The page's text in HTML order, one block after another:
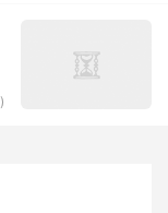
)